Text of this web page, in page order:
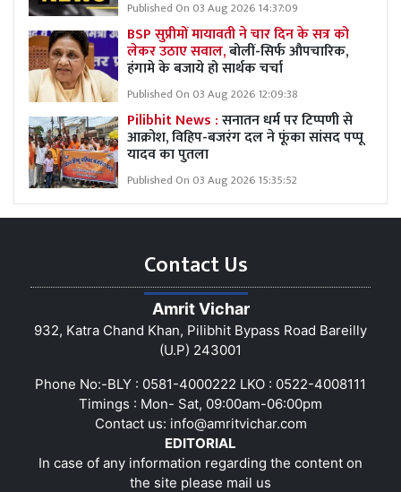
Published On 03 Aug 2026 14:37:09
BSP सुप्रीमों मायावती ने चार दिन के सत्र को
लेकर उठाए सवाल,बोलीं-सिर्फ औपचारिक,
हंगामे के बजाये हो सार्थक चर्चा
Published On 03 Aug 2026 12:09:38
Pilibhit News :सनातन धर्म पर टिप्पणी से
आक्रोश, विहिप-बजरंग दल ने फूंका सांसद पप्पू
यादव का पुतला
Published On 03 Aug 2026 15:35:52
Contact Us
Amrit Vichar
932, Katra Chand Khan, Pilibhit Bypass Road Bareilly
(U.P) 243001
Phone No:-BLY : 0581-4000222 LKO : 0522-4008111
Timings : Mon- Sat, 09:00am-06:00pm
Contact us: info@amritvichar.com
EDITORIAL
In case of any information regarding the content on
the site please mail us